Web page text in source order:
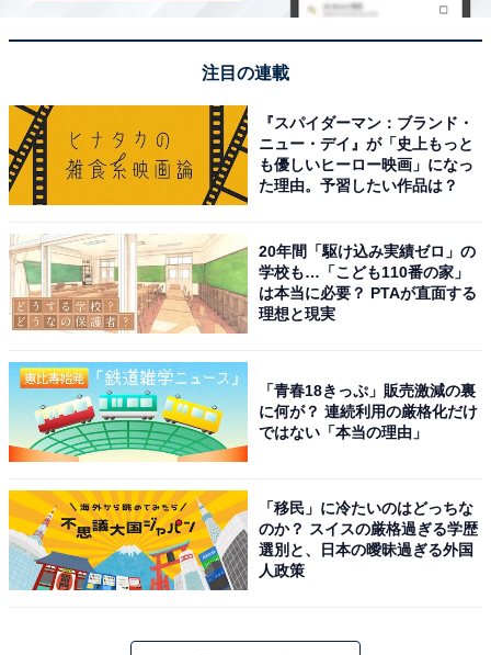
注目の連載
『スパイダーマン：ブランド・
ニュー・デイ』が「史上もっと
も優しいヒーロー映画」になっ
た理由。予習したい作品は？
20年間「駆け込み実績ゼロ」の
学校も…「こども110番の家」
は本当に必要？ PTAが直面する
理想と現実
「青春18きっぷ」販売激減の裏
に何が？ 連続利用の厳格化だけ
ではない「本当の理由」
「移民」に冷たいのはどっちな
のか？ スイスの厳格過ぎる学歴
選別と、日本の曖昧過ぎる外国
人政策